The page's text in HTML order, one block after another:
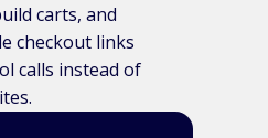
carts, and
checkout links
calls instead of